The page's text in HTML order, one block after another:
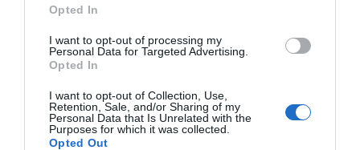
Opted In
I want to opt-out of processing my
Personal Data for Targeted Advertising.
Opted In
I want to opt-out of Collection, Use,
Retention, Sale, and/or Sharing of my
Personal Data that Is Unrelated with the
Purposes for which it was collected.
Opted Out